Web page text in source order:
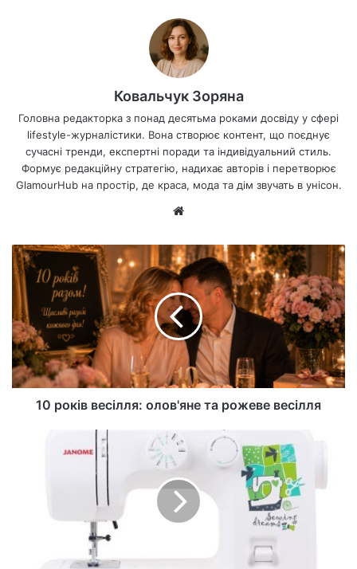
Ковальчук Зоряна
Головна редакторка з понад десятьма роками досвіду у сфері
lifestyle-журналістики. Вона створює контент, що поєднує
сучасні тренди, експертні поради та індивідуальний стиль.
Формує редакційну стратегію, надихає авторів і перетворює
GlamourHub на простір, де краса, мода та дім звучать в унісон.
са
йт
10 років весілля: олов'яне та рожеве весілля